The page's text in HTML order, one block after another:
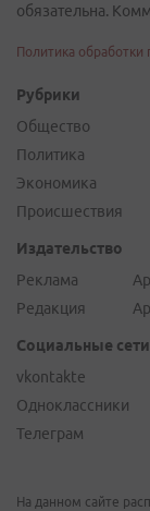
обязательна.
Политика
Рубрики
Общество
Политика
Экономика
Происшествия
Издательство
Реклама
Редакция
Социальные сети
vkontakte
Одноклассники
Телеграм
На данном сайте